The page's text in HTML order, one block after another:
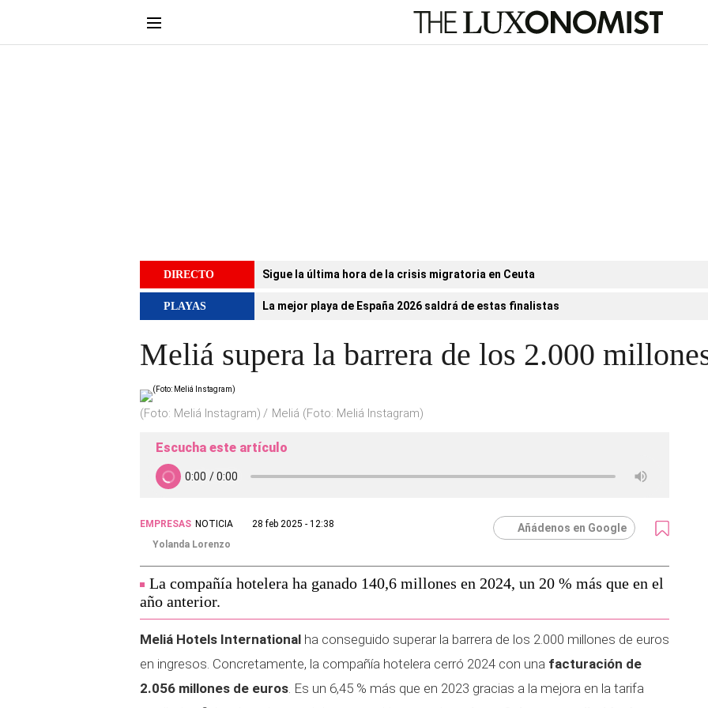
DIRECTO Sigue la última hora de la crisis migratoria en Ceuta
PLAYAS La mejor playa de España 2026 saldrá de estas finalistas
Meliá supera la barrera de los 2.000
(Foto: Meliá Instagram) Meliá (Foto: Meliá Instagram)
Escucha este artículo
EMPRESAS NOTICIA
28 feb 2025 - 12:38
Yolanda Lorenzo
Añádenos en Google
La compañía hotelera ha ganado 140,6 millones en 2024, un 20 % más que en el
año anterior.
Meliá Hotels International ha conseguido superar la barrera de los 2.000 millones de euros
en ingresos. Concretamente, la compañía hotelera cerró 2024 con una facturación de
2.056 millones de euros. Es un 6,45 % más que en 2023 gracias a la mejora en la tarifa